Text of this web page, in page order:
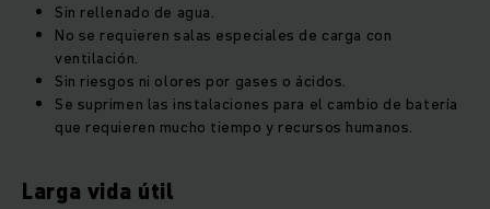
Sin rellenado de agua.
No se requieren salas especiales de carga con
ventilación.
Sin riesgos ni olores por gases o ácidos.
Se suprimen las instalaciones para el cambio de batería
que requieren mucho tiempo y recursos humanos.
Larga vida útil